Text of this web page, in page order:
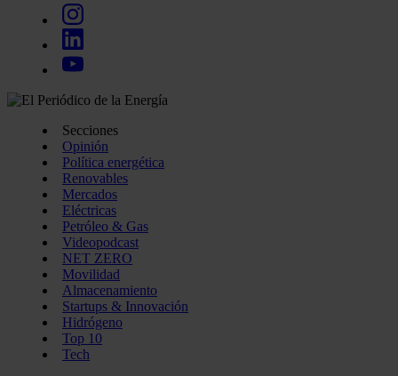
Secciones
Opinión
Política energética
Renovables
Mercados
Eléctricas
Petróleo & Gas
Videopodcast
NET ZERO
Movilidad
Almacenamiento
Startups & Innovación
Hidrógeno
Top 10
Tech